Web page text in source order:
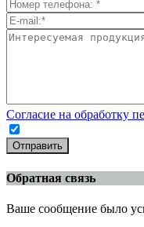
Согласие на обработку
Отправить
Обратная связь
Ваше сообщение было